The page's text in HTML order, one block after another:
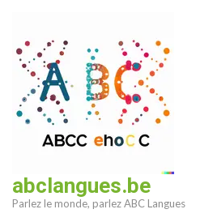
contenu
(Pressez
Entrée)
abclangues.be
Parlez le monde, parlez ABC Langues